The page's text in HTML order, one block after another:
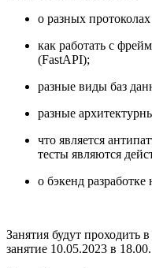
о разных
как работать с
(FastAPI);
разные виды баз
разные
что является
тесты являются
о бэкенд разработке
Занятия будут проходить
занятие 10.05.2023 в 18.00.